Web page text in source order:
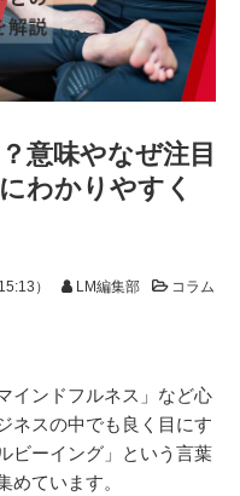
意味やなぜ注目
わかりやすく
） LM編集部
コラム
インドフルネス」など心
ネスの中でも良く目にす
ビーイング」という言葉
めています。